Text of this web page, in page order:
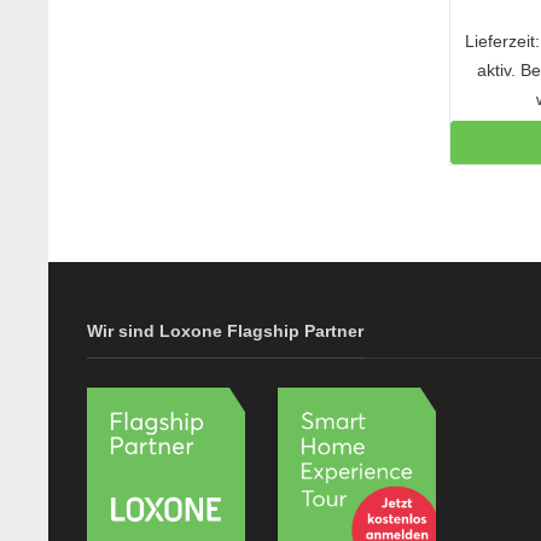
aktiv.
Wir sind Loxone Flagship Partner